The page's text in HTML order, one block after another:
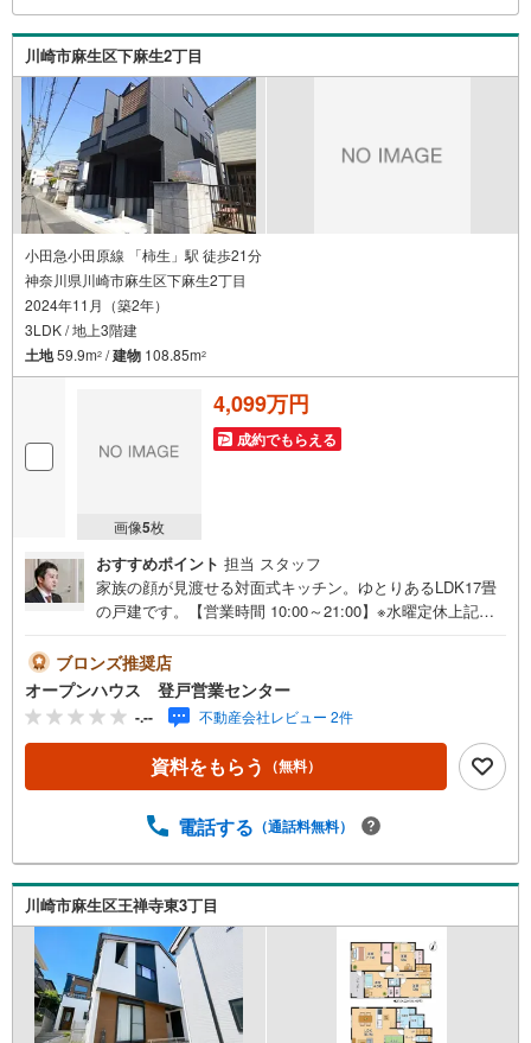
川崎市麻生区下麻生2丁目
小田急小田原線 「柿生」駅 徒歩21分
神奈川県川崎市麻生区下麻生2丁目
2024年11月（築2年）
3LDK / 地上3階建
土地59.9m2 /建物 108.85m2
画像5枚
4,099万円
成約でもらえる
おすすめポイント 担当 スタッフ
家族の顔が見渡せる対面式キッチン。ゆとりあるLDK17畳
の戸建です。【営業時間 10:00～21:00】※水曜定休上記時
ご連絡ください！現地を見学される場合は「室内・現地を
見学する（無料）」ボタンよりご希望の日時をご記入いた
だけますとスムーズにご案内が可能です。◎現地のご案内
について・平日や夜遅い時間帯もご案内が可能 ※定休日を
除く・経験豊富なスタッフが物件詳細を丁寧にご説明いた
します。・車でご自宅や最寄り駅等、ご指定の場所まで送
別FP相談会 無料物件のご紹介だけでなく住宅ローン・資
も大歓迎です！年間8000棟以上の限定物件を発表している
オープンハウスだから出会える物件が多数ございます。ぜ
ひお気軽にご連絡・ご相談ください！※限定物件:当社の
み、もしくは当社を含めた数社でのみご紹介可能なオープ
ンハウス・ディベロップメントの物件
ブロンズ推奨店
オープンハウス 登戸営業センター
-.-- 不動産会社レビュー 2件
資料をもらう （無料）
電話する （通話料無料）
川崎市麻生区王禅寺東3丁目